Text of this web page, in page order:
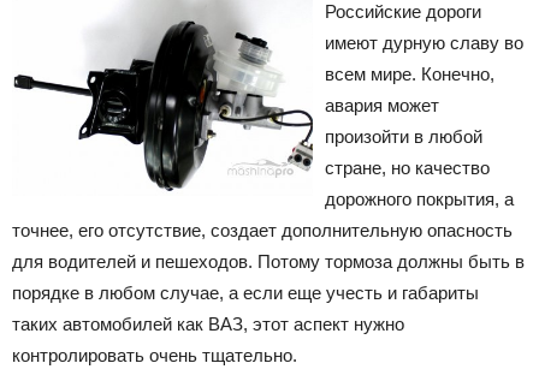
Российские дороги
имеют дурную славу во
всем мире. Конечно,
авария может
произойти в любой
стране, но качество
дорожного покрытия, а
точнее, его отсутствие, создает дополнительную опасность
для водителей и пешеходов. Потому тормоза должны быть в
порядке в любом случае, а если еще учесть и габариты
таких автомобилей как ВАЗ, этот аспект нужно
контролировать очень тщательно.